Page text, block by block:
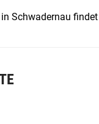
Schwadernau